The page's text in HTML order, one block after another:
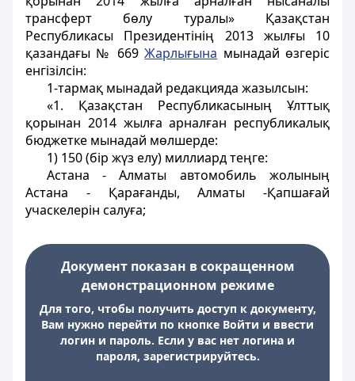
трансферт бөлу туралы» Қазақстан
Республикасы Президентінің 2013 жылғы 10
қазандағы № 669Жарлығына мынадай өзгеріс
енгізілсін:
1-тармақ мынадай редакцияда жазылсын:
«1. Қазақстан Республикасының Ұлттық
қорынан 2014 жылға арналған республикалық
бюджетке мынадай мөлшерде:
1) 150 (бір жүз елу) миллиард теңге:
Астана - Алматы автомобиль жолының
Астана - Қарағанды, Алматы -Қапшағай
учаскелерін салуға;
Документ показан в сокращенном
демонстрационном режиме
Для того, чтобы получить доступ к документу,
Вам нужно перейти по кнопке Войти и ввести
логин и пароль. Если у вас нет логина и
пароля, зарегистрируйтесь.